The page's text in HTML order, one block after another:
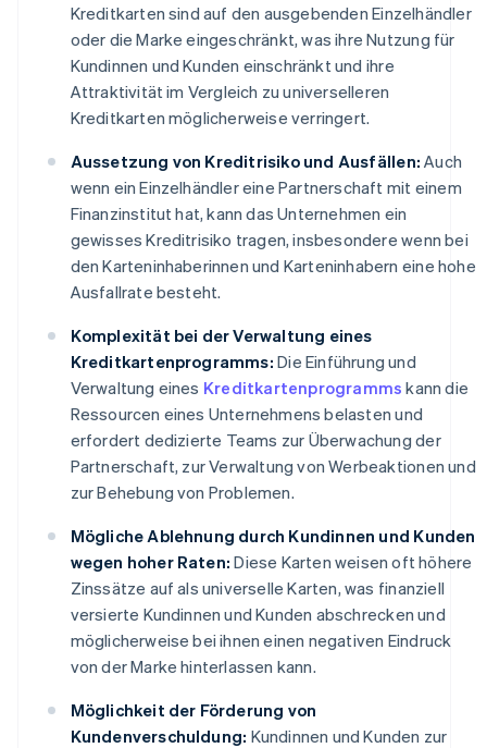
Kreditkarten sind auf den ausgebenden Einzelhändler
oder die Marke eingeschränkt, was ihre Nutzung für
Kundinnen und Kunden einschränkt und ihre
Attraktivität im Vergleich zu universelleren
Kreditkarten möglicherweise verringert.
Aussetzung von Kreditrisiko und Ausfällen: Auch
wenn ein Einzelhändler eine Partnerschaft mit einem
Finanzinstitut hat, kann das Unternehmen ein
gewisses Kreditrisiko tragen, insbesondere wenn bei
den Karteninhaberinnen und Karteninhabern eine hohe
Ausfallrate besteht.
Komplexität bei der Verwaltung eines
Kreditkartenprogramms: Die Einführung und
Verwaltung eines Kreditkartenprogramms kann die
Ressourcen eines Unternehmens belasten und
erfordert dedizierte Teams zur Überwachung der
Partnerschaft, zur Verwaltung von Werbeaktionen und
zur Behebung von Problemen.
Mögliche Ablehnung durch Kundinnen und Kunden
wegen hoher Raten: Diese Karten weisen oft höhere
Zinssätze auf als universelle Karten, was finanziell
versierte Kundinnen und Kunden abschrecken und
möglicherweise bei ihnen einen negativen Eindruck
von der Marke hinterlassen kann.
Möglichkeit der Förderung von
Kundenverschuldung: Kundinnen und Kunden zur